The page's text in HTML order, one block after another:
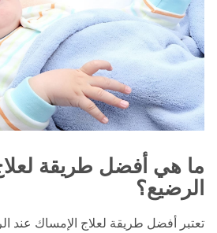
ما هي أفضل طريقة
الرضيع؟
تعتبر أفضل طريقة لعلاج الإمساك عند